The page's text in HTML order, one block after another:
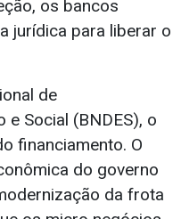
os bancos
jurídica para liberar o
de
e Social (BNDES), o
financiamento. O
do governo
da frota